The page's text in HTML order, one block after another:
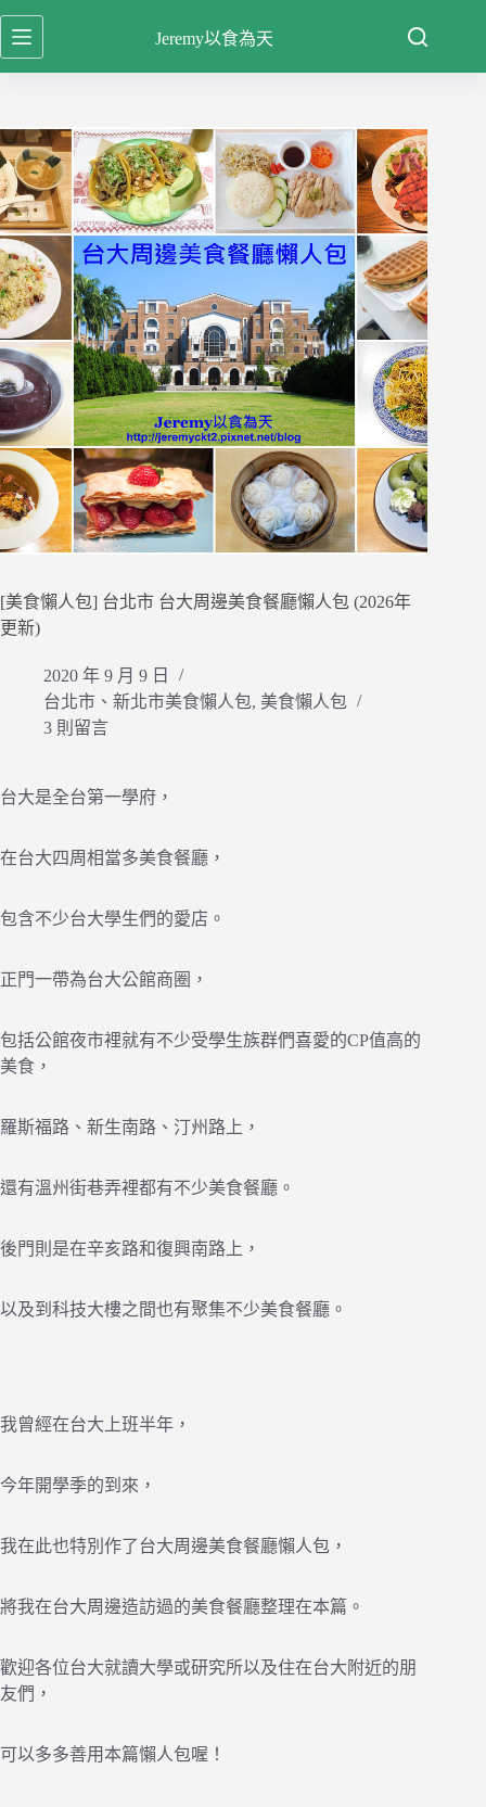
跳
至
容
Jeremy以食為天
[美食懶人包] 台北市 台大周邊美食餐廳懶人包 (2026年
更新)
2020 年 9 月 9 日
台北市、新北市美食懶人包, 美食懶人包
3 則留言
台大是全台第一學府，
在台大四周相當多美食餐廳，
包含不少台大學生們的愛店。
正門一帶為台大公館商圈，
包括公館夜市裡就有不少受學生族群們喜愛的CP值高的
美食，
羅斯福路、新生南路、汀州路上，
還有溫州街巷弄裡都有不少美食餐廳。
後門則是在辛亥路和復興南路上，
以及到科技大樓之間也有聚集不少美食餐廳。
我曾經在台大上班半年，
今年開學季的到來，
我在此也特別作了台大周邊美食餐廳懶人包，
將我在台大周邊造訪過的美食餐廳整理在本篇。
歡迎各位台大就讀大學或研究所以及住在台大附近的朋
友們，
可以多多善用本篇懶人包喔！